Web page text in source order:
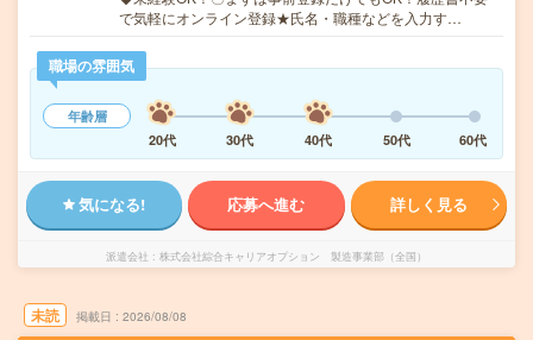
で気軽にオンライン登録★氏名・職種などを入力す…
職場の雰囲気
年齢層
20代
30代 40代 50代 60代
気になる! 応募へ進む 詳しく見る
派遣会社 株式会社綜合キャリアオプション 製造事業部（全国）
未読 掲載日 2026/08/08